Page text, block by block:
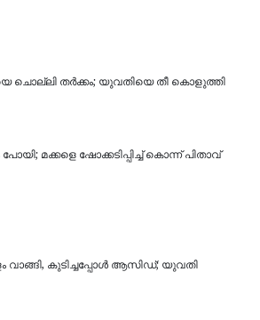
ചൊല്ലി തര്‍ക്കം; യുവതിയെ തീ കൊളുത്തി
മക്കളെ ഷോക്കടിപ്പിച്ച് കൊന്ന് പിതാവ്
വാങ്ങി, കുടിച്ചപ്പോള്‍ ആസിഡ്; യുവതി